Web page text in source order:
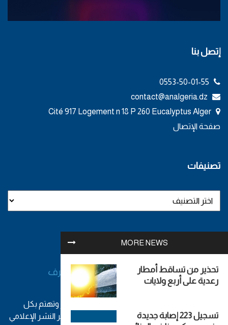
MORE NEWS
تحذير من تساقط أمطار
رعدية على أربع ولايات
تسجيل 223 إصابة جديدة
إتصل بنا
صفحة الإتصال
تصنيفات
أول وكالة إخبارية جزائرية مستقلة - تصدر من الجزائر وتهتم بكل
الأخبار السياسية والفنية والرياضية والتكنولوجيا. مدير النشر الإعلامي